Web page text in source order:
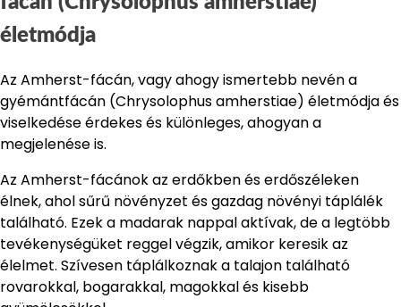
életmódja
Az Amherst-fácán, vagy ahogy ismertebb nevén a
gyémántfácán (Chrysolophus amherstiae) életmódja és
viselkedése érdekes és különleges, ahogyan a
megjelenése is.
Az Amherst-fácánok az erdőkben és erdőszéleken
élnek, ahol sűrű növényzet és gazdag növényi táplálék
található. Ezek a madarak nappal aktívak, de a legtöbb
tevékenységüket reggel végzik, amikor keresik az
élelmet. Szívesen táplálkoznak a talajon található
rovarokkal, bogarakkal, magokkal és kisebb